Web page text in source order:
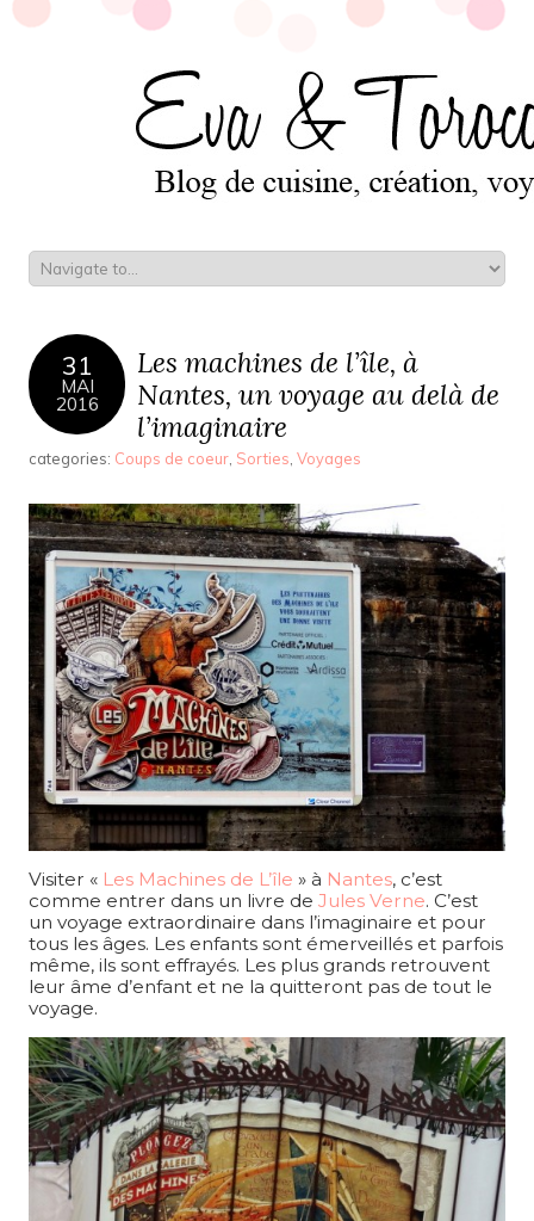
31
MAI
2016
Les machines de l’île, à
Nantes, un voyage au delà de
l’imaginaire
categories: Coups de coeur Sorties Voyages
Visiter « Les Machines de L’île » à Nantes, c’est
comme entrer dans un livre de Jules Verne. C’est
un voyage extraordinaire dans l’imaginaire et pour
tous les âges. Les enfants sont émerveillés et parfois
même, ils sont effrayés. Les plus grands retrouvent
leur âme d’enfant et ne la quitteront pas de tout le
voyage.